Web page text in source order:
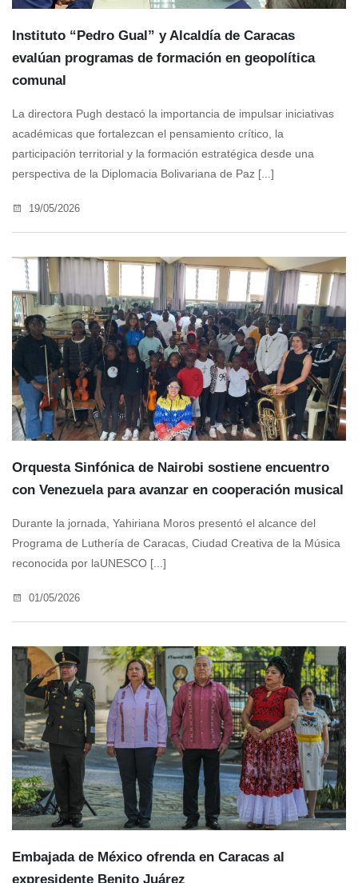
Instituto “Pedro Gual” y Alcaldía de Caracas
evalúan programas de formación en geopolítica
comunal
La directora Pugh destacó la importancia de impulsar iniciativas
académicas que fortalezcan el pensamiento crítico, la
participación territorial y la formación estratégica desde una
perspectiva de la Diplomacia Bolivariana de Paz [...]
19/05/2026
Orquesta Sinfónica de Nairobi sostiene encuentro
con Venezuela para avanzar en cooperación musical
Durante la jornada, Yahiriana Moros presentó el alcance del
Programa de Luthería de Caracas, Ciudad Creativa de la Música
reconocida por laUNESCO [...]
01/05/2026
Embajada de México ofrenda en Caracas al
expresidente Benito Juárez